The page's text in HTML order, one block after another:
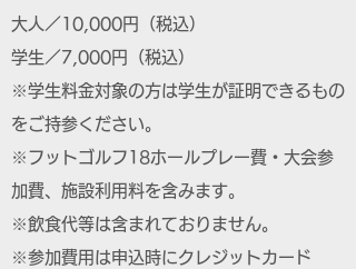
大人／10,000円（税込）
学生／7,000円（税込）
※学生料金対象の方は学生が証明できるもの
をご持参ください。
※フットゴルフ18ホールプレー費・大会参
加費、施設利用料を含みます。
※飲食代等は含まれておりません。
※参加費用は申込時にクレジットカード